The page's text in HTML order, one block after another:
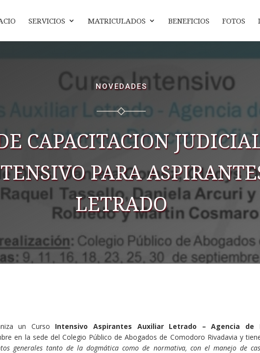
SERVICIOS MATRICULADOS BENEFICIOS FOTOS
NOVEDADES
CAPACITACION
PARA
LETRADO
un Curso Intensivo Aspirantes Auxiliar Letrado – Agencia de
en la sede del Colegio Público de Abogados de Comodoro Rivadavia y
generales tanto de la dogmática como de normativa, con el manejo de